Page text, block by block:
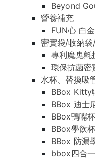
Beyond
營養補充
FUN心 白
密實袋/收納
專利魔鬼氈
環保抗菌密
水杯、替換吸
BBox Kitty
BBox 迪士
BBox鴨嘴杯
BBox學飲杯
BBox 防漏
bbox四合